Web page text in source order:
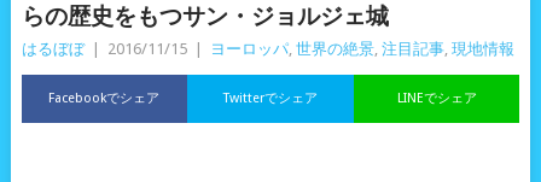
らの歴史をもつサン・ジョルジェ城
はるぼぼ | 2016/11/15 | ヨーロッパ, 世界の絶景, 注目記事, 現地情報
Facebookでシェア LINEでシェア
Twitterでシェア